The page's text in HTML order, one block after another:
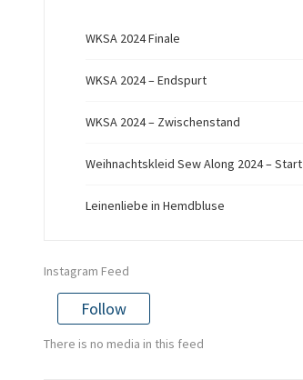
WKSA 2024 Finale
WKSA 2024 – Endspurt
WKSA 2024 – Zwischenstand
Weihnachtskleid Sew Along 2024 – Start
Leinenliebe in Hemdbluse
Instagram Feed
Follow
There is no media in this feed